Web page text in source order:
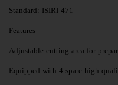
Standard: ISIRI 471
Features
Adjustable cutting area for
Equipped with 4 spare high-